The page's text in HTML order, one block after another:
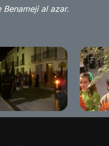
Benamejí al azar.